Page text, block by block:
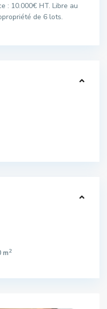
: 10.000€ HT. Libre au
de 6 lots.
m2